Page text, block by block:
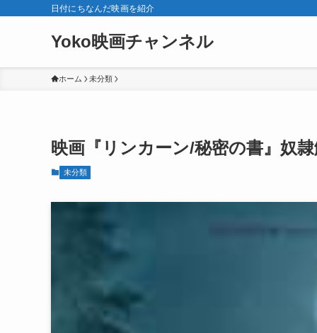
日付にちなんだ映画を紹介
Yoko映画チャンネル
ホーム 未分類
映画『リンカーン/秘密の書』奴
未分類